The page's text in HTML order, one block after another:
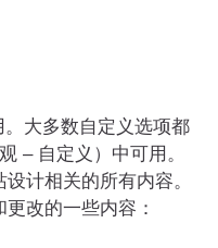
大多数自定义选项都
– 自定义）中可用。
计相关的所有内容。
改的一些内容：